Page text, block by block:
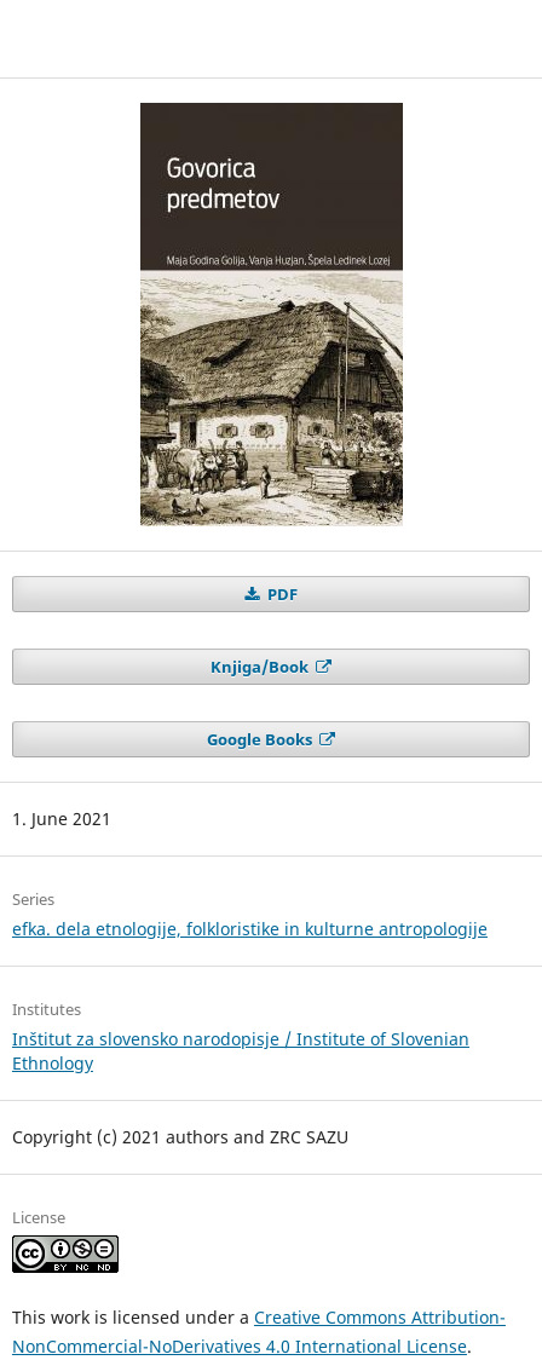
PDF
Knjiga/Book
Google Books
1. June 2021
Series
efka. dela etnologije, folkloristike in kulturne antropologije
Institutes
Inštitut za slovensko narodopisje / Institute of Slovenian
Ethnology
Copyright (c) 2021 authors and ZRC SAZU
License
This work is licensed under a Creative Commons Attribution-
NonCommercial-NoDerivatives 4.0 International License.